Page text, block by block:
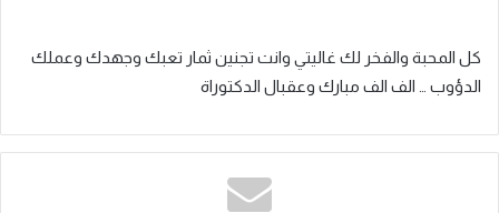
كل المحبة والفخر لك غاليتي وانت تجنين ثمار تعبك وجهدك وعملك
الدؤوب … الف الف مبارك وعقبال الدكتوراة